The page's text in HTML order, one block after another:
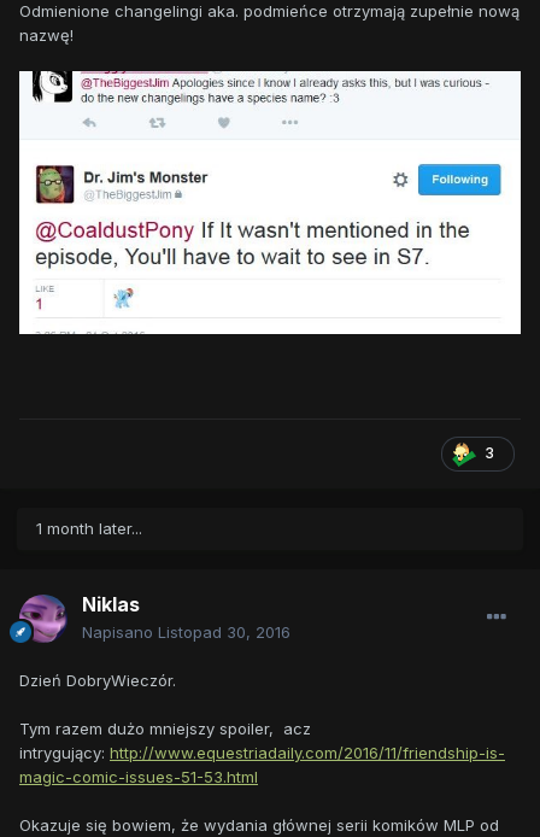
Odmienione changelingi aka. podmieńce otrzymają zupełnie nową
nazwę!
3
1 month later...
Niklas
Napisano Listopad 30, 2016
Dzień DobryWieczór.
Tym razem dużo mniejszy spoiler, acz
intrygujący: http://www.equestriadaily.com/2016/11/friendship-is-
magic-comic-issues-51-53.html
Okazuje się bowiem, że wydania głównej serii komików MLP od